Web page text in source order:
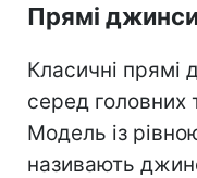
Прямі
Класичні прямі
серед головних
Модель із
називають